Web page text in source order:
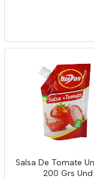
Salsa De Tomate
200 Grs Und